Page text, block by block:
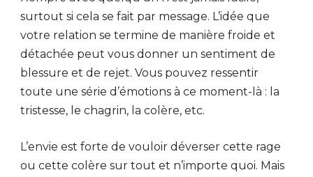
surtout si cela se fait par message. L’idée que
votre relation se termine de manière froide et
détachée peut vous donner un sentiment de
blessure et de rejet. Vous pouvez ressentir
toute une série d’émotions à ce moment-là : la
tristesse, le chagrin, la colère, etc.
L’envie est forte de vouloir déverser cette rage
ou cette colère sur tout et n’importe quoi. Mais